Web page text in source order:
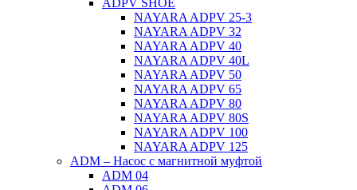
ADPV SHOE
NAYARA ADPV 25-3
NAYARA ADPV 32
NAYARA ADPV 40
NAYARA ADPV 40L
NAYARA ADPV 50
NAYARA ADPV 65
NAYARA ADPV 80
NAYARA ADPV 80S
NAYARA ADPV 100
NAYARA ADPV 125
ADM – Насос с магнитной муфтой
ADM 04